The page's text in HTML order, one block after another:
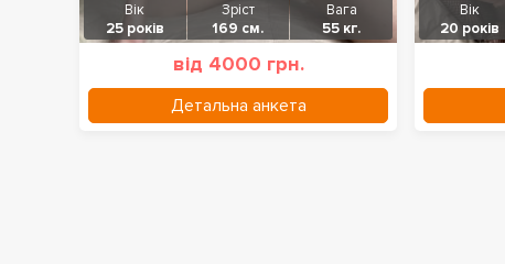
Вік
25 років
Зріст
169 см.
Вага
55 кг.
від 4000 грн.
Детальна анкета
Вік
20 років